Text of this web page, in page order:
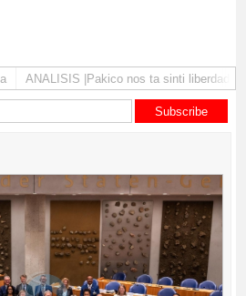
ANALISIS |Pakico nos ta sinti liberdad pa
Subscribe